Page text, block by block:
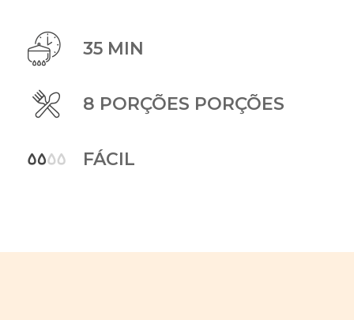
35 MIN
8 PORÇÕES PORÇÕES
FÁCIL